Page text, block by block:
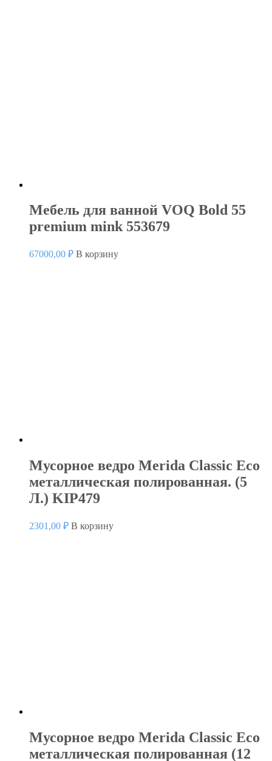
Мебель для ванной VOQ Bold 55
premium mink 553679
67000,00 ₽ В корзину
Мусорное ведро Merida Classic Eco
металлическая полированная. (5
Л.) KIP479
2301,00 ₽ В корзину
Мусорное ведро Merida Classic Eco
металлическая полированная (12